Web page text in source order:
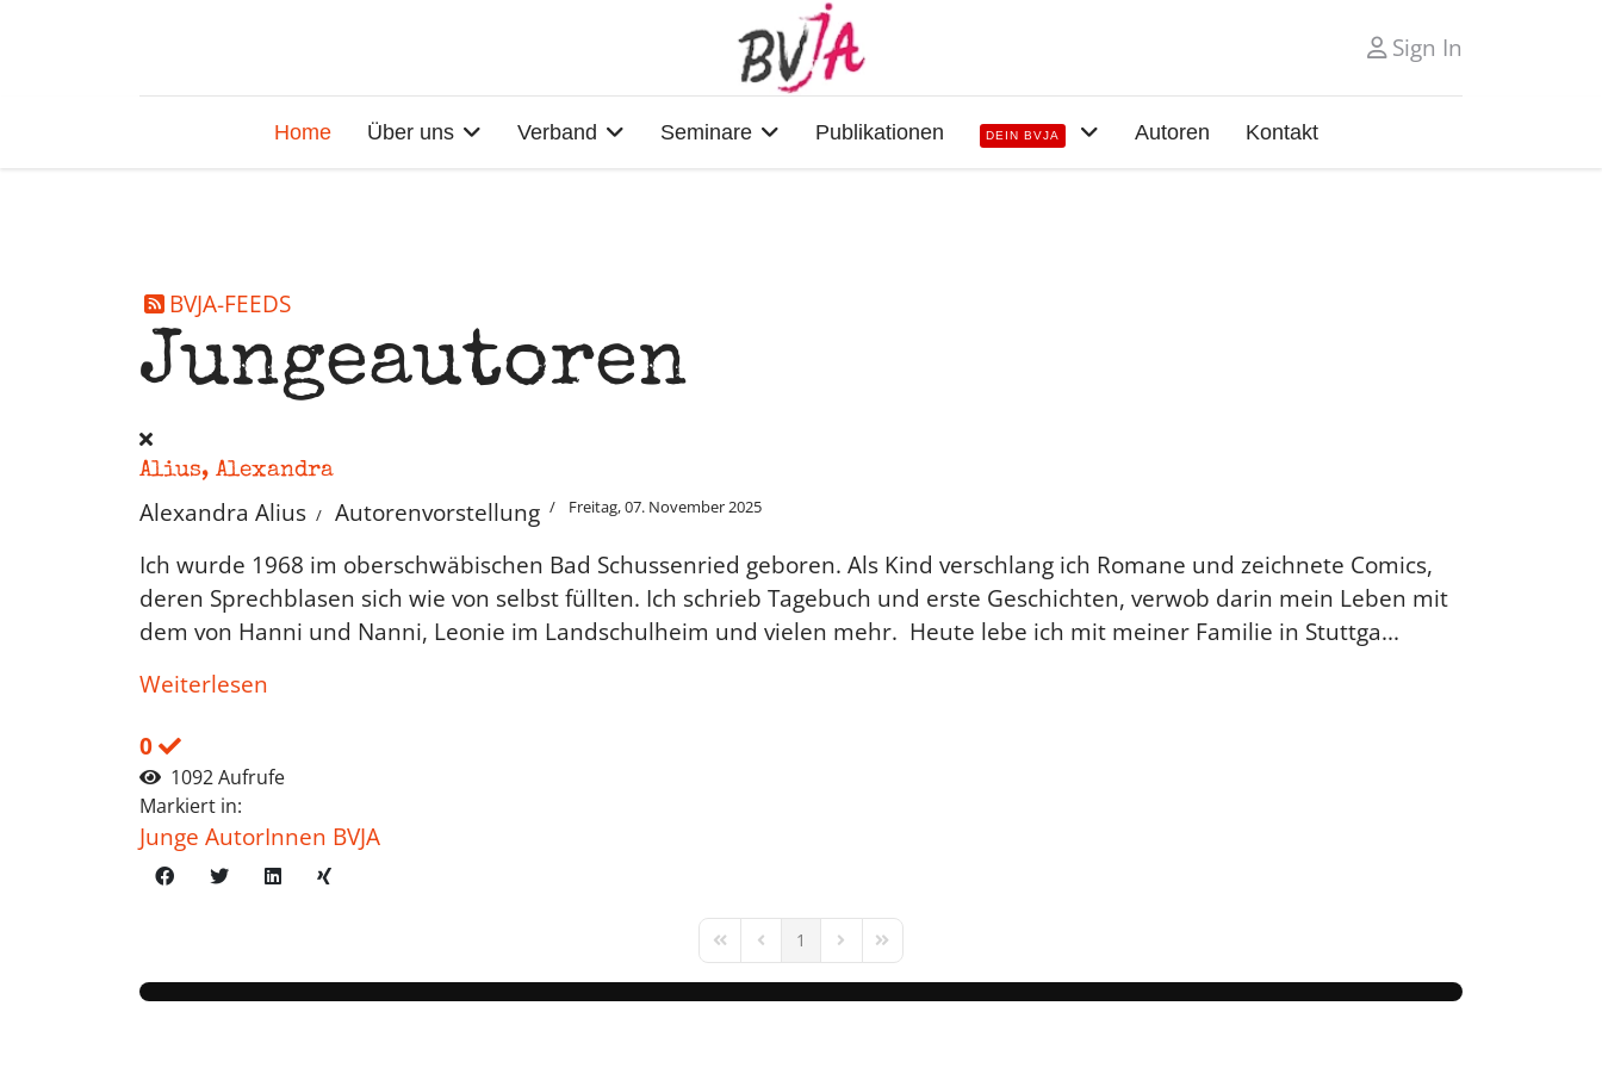
Sign In
Home Über uns Verband Seminare Publikationen DEIN BVJA Autoren Kontakt
BVJA-FEEDS
Jungeautoren
Alius, Alexandra
Alexandra Alius Autorenvorstellung Freitag, 07. November 2025
Ich wurde 1968 im oberschwäbischen Bad Schussenried geboren. Als Kind verschlang ich Romane und zeichnete Comics,
deren Sprechblasen sich wie von selbst füllten. Ich schrieb Tagebuch und erste Geschichten, verwob darin mein Leben mit
dem von Hanni und Nanni, Leonie im Landschulheim und vielen mehr. Heute lebe ich mit meiner Familie in Stuttga...
Weiterlesen
0
1092 Aufrufe
Markiert in:
Junge AutorInnen BVJA
First PagePrevious Page
1 Next PageLast Page